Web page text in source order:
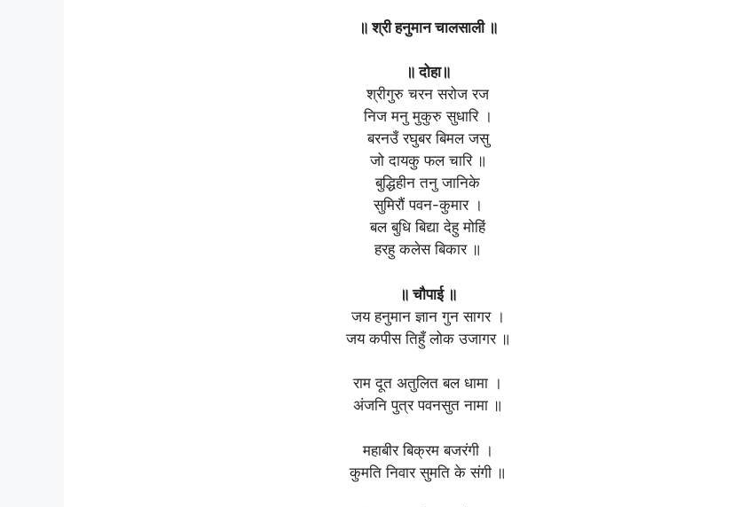
॥ श्री हनुमान चालसाली ॥
॥ दोहा॥
श्रीगुरु चरन सरोज रज
निज मनु मुकुरु सुधारि ।
बरनउँ रघुबर बिमल जसु
जो दायकु फल चारि ॥
बुद्धिहीन तनु जानिके
सुमिरौं पवन-कुमार ।
बल बुधि बिद्या देहु मोहिं
हरहु कलेस बिकार ॥
॥ चौपाई ॥
जय हनुमान ज्ञान गुन सागर ।
जय कपीस तिहुँ लोक उजागर ॥
राम दूत अतुलित बल धामा ।
अंजनि पुत्र पवनसुत नामा ॥
महाबीर बिक्रम बजरंगी ।
कुमति निवार सुमति के संगी ॥